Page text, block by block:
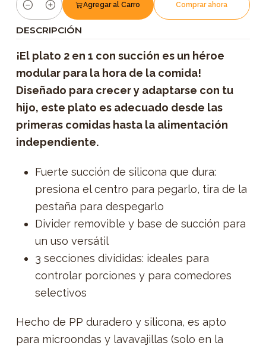
Cantidad
Agregar al Carro Comprar ahora
DESCRIPCIÓN
¡El plato 2 en 1 con succión es un héroe
modular para la hora de la comida!
Diseñado para crecer y adaptarse con tu
hijo, este plato es adecuado desde las
primeras comidas hasta la alimentación
independiente.
Fuerte succión de silicona que dura:
presiona el centro para pegarlo, tira de la
pestaña para despegarlo
Divider removible y base de succión para
un uso versátil
3 secciones divididas: ideales para
controlar porciones y para comedores
selectivos
Hecho de PP duradero y silicona, es apto
para microondas y lavavajillas (solo en la